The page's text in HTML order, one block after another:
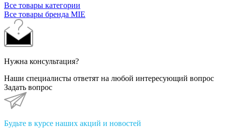
Все товары категории
Все товары бренда MIE
Нужна консультация?
Наши специалисты ответят на любой интересующий вопрос
Задать вопрос
Будьте в курсе наших акций и новостей